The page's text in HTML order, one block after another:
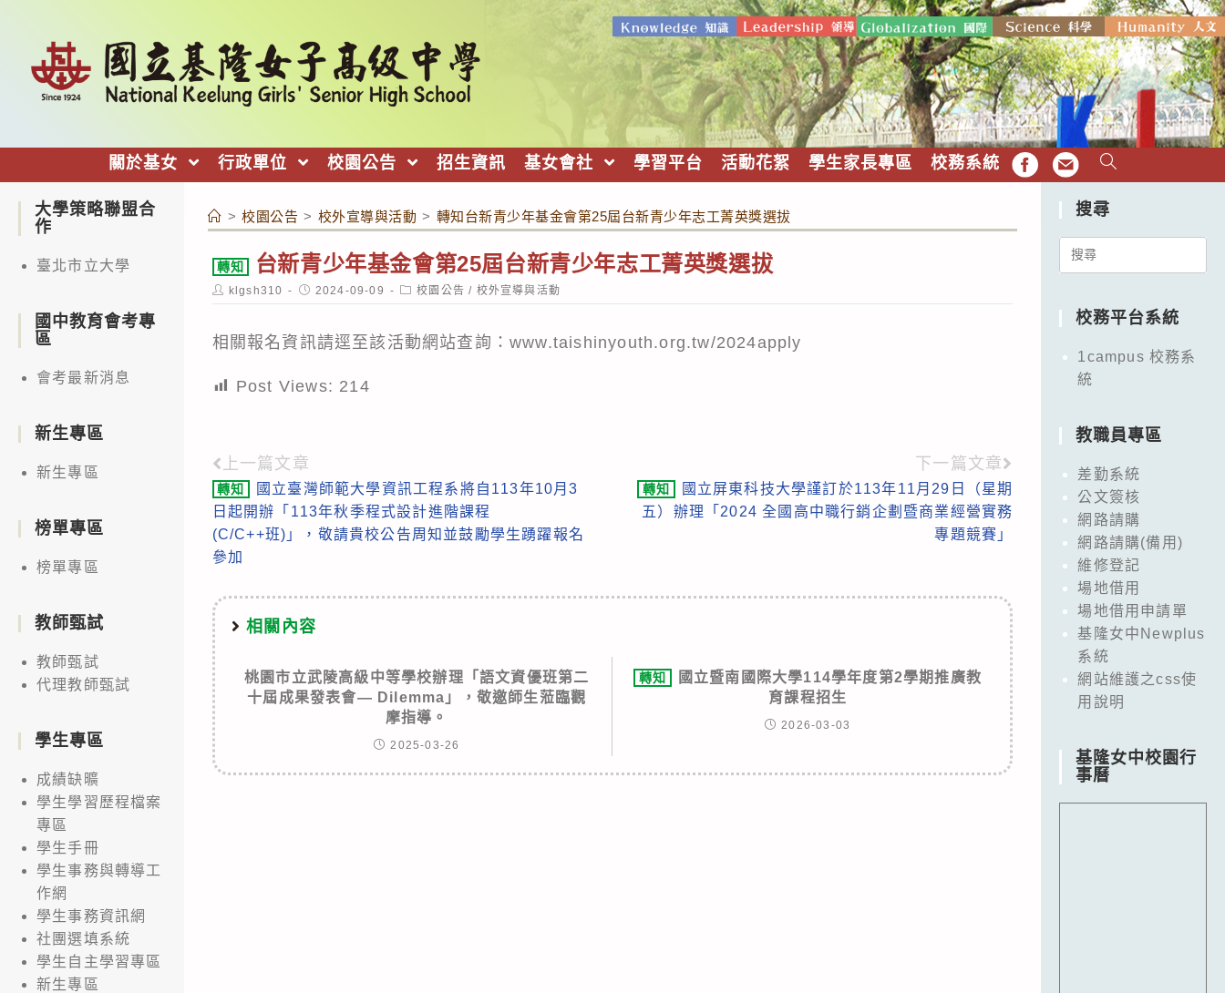
關於基女 行政單位 校園公告 招生資訊 基女會社 學習平台 活動花絮 學生家長專區 校務系統 FB EMAIL
> 校園公告 > 校外宣導與活動 > 轉知台新青少年基金會第25屆台新青少年志工菁英獎選拔
轉知 台新青少年基金會第25屆台新青少年志工菁英獎選拔
Post
author:
klgsh310
Post
published:
2024-09-09
Post
category:
校園公告 / 校外宣導與活動
相關報名資訊請逕至該活動網站查詢：www.taishinyouth.org.tw/2024apply
Post Views: 214
Read
more
articles
上一篇文章
轉知
國立臺灣師範大學資訊工程系將自113年10月3
日起開辦「113年秋季程式設計進階課程
(C/C++班)」，敬請貴校公告周知並鼓勵學生踴躍報名
參加
下一篇文章
轉知
國立屏東科技大學謹訂於113年11月29日（星期
五）辦理「2024 全國高中職行銷企劃暨商業經營實務
專題競賽」
相關內容
桃園市立武陵高級中等學校辦理「語文資優班第二
十屆成果發表會— Dilemma」，敬邀師生蒞臨觀
摩指導。
2025-03-26
轉知
國立暨南國際大學114學年度第2學期推廣教
育課程招生
2026-03-03
大學策略聯盟合
作
臺北市立大學
國中教育會考專
區
會考最新消息
新生專區
新生專區
榜單專區
榜單專區
教師甄試
教師甄試
代理教師甄試
學生專區
成績缺曠
學生學習歷程檔案
專區
學生手冊
學生事務與轉導工
作網
學生事務資訊網
社團選填系統
學生自主學習專區
新生專區
搜尋
Search
校務平台系統
1campus 校務系
統
教職員專區
差勤系統
公文簽核
網路請購
網路請購(備用)
維修登記
場地借用
場地借用申請單
基隆女中Newplus
系統
網站維護之css使
用說明
基隆女中校園行
事曆